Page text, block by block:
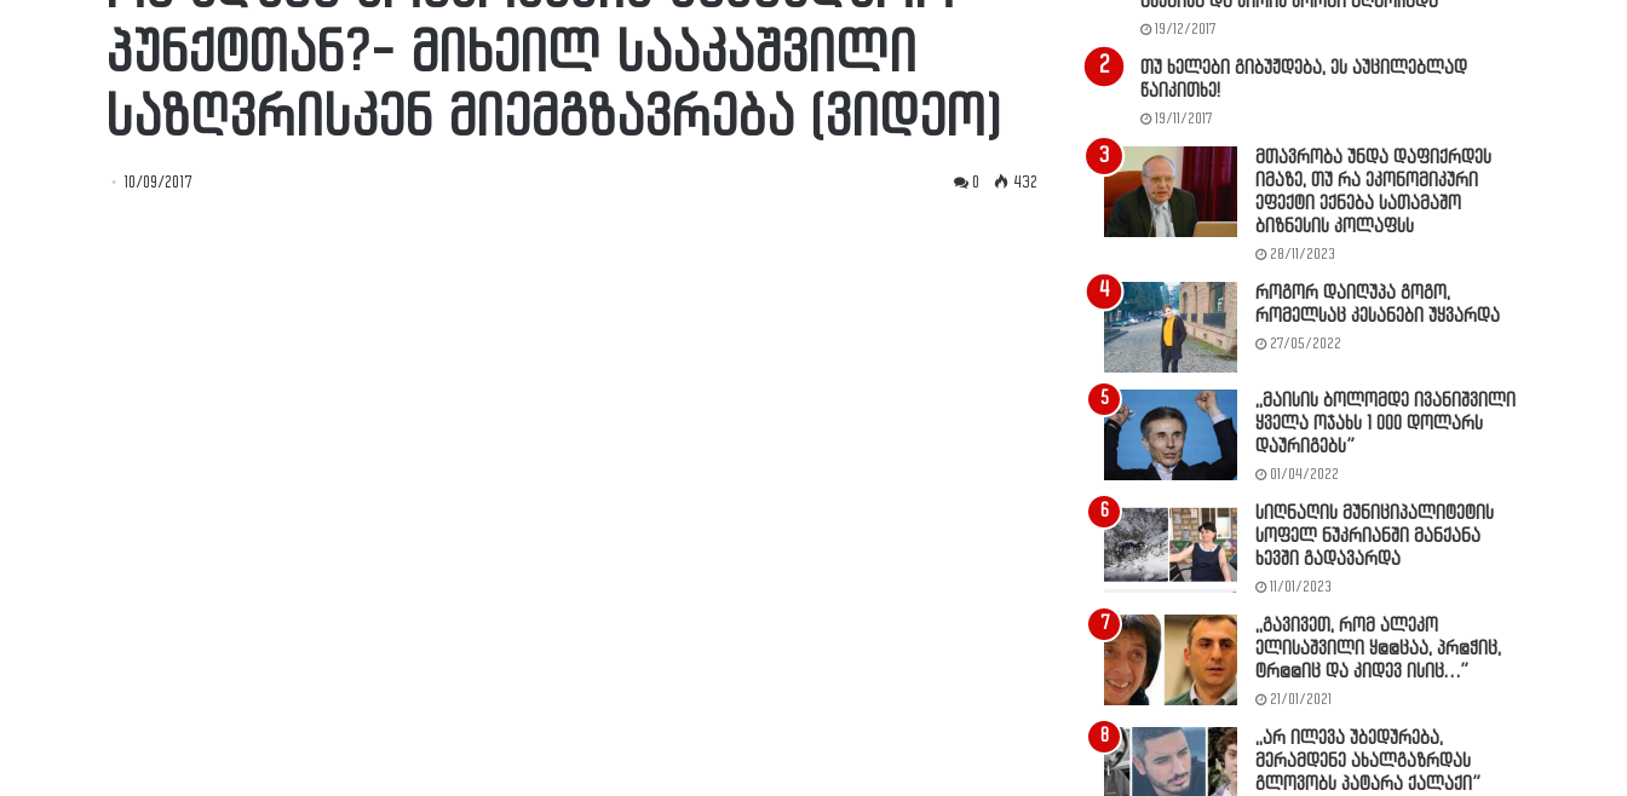
პუნქტთან?- მიხეილ სააკაშვილი
საზღვრისკენ მიემგზავრება (ვიდეო)
10/09/2017 0 432
19/12/2017
თუ ხელები გიბუჟდება, ეს აუცილებლად
წაიკითხე!
19/11/2017
მთავრობა უნდა დაფიქრდეს
იმაზე, თუ რა ეკონომიკური
ეფექტი ექნება სათამაშო
ბიზნესის კოლაფსს
28/11/2023
როგორ დაიღუპა გოგო,
რომელსაც კესანები უყვარდა
27/05/2022
,,მაისის ბოლომდე ივანიშვილი
ყველა ოჯახს 1 000 დოლარს
დაურიგებს”
01/04/2022
სიღნაღის მუნიციპალიტეტის
სოფელ ნუკრიანში მანქანა
ხევში გადავარდა
11/01/2023
,,გავივეთ, რომ ალეკო
ელისაშვილი ყ@@ცაა, პრ@ჭიც,
ტრ@@იც და კიდევ ისიც…”
21/01/2021
,,არ ილევა უბედურება,
მერამდენე ახალგაზრდას
გლოვობს პატარა ქალაქი”